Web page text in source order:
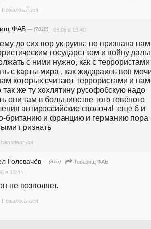
Пожаловаться
ФАБ — (7018) 03.06 в 13:40
до сих пор ук-руина не признана
государством и войну
с ними нужно, как с террористами
с карты мира , как жидзраиль вон
которых считают террористами и нам
так же ту хохлятину русофобскую надо
они там в большинстве того говёного
антироссийские сволочи!  еще б и
британию и францию и германию пора
признать
Головачёв — (816)
Товарищ ФАБ
в 13:44
не позволяет.
Пожаловаться